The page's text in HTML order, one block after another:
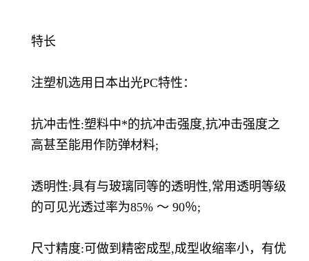
特长
注塑机选用日本出光PC特性：
抗冲击性:塑料中*的抗冲击强度,抗冲击强度之
高甚至能用作防弹材料;
透明性:具有与玻璃同等的透明性,常用透明等级
的可见光透过率为85% ～ 90％;
尺寸精度:可做到精密成型,成型收缩率小，有优